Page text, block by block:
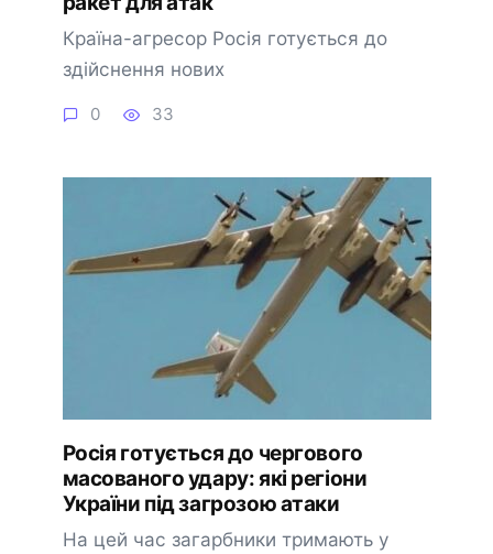
Країна-агресор Росія готується до
здійснення нових
0 33
Росія готується до чергового
масованого удару: які регіони
України під загрозою атаки
На цей час загарбники тримають у